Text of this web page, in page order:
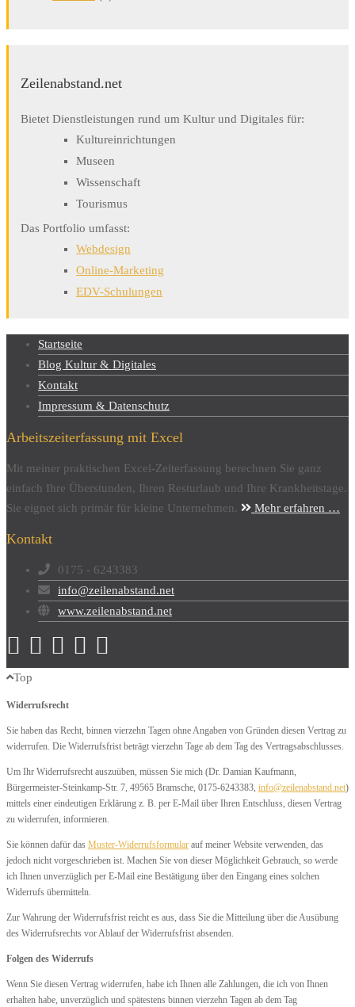
Zeilenabstand.net
Bietet Dienstleistungen rund um Kultur und Digitales für:
Kultureinrichtungen
Museen
Wissenschaft
Tourismus
Das Portfolio umfasst:
Webdesign
Online-Marketing
EDV-Schulungen
Startseite
Blog Kultur & Digitales
Kontakt
Impressum & Datenschutz
Arbeitszeiterfassung mit Excel
Mit meiner praktischen Excel-Zeiterfassung berechnen Sie ganz
einfach Ihre Überstunden, Ihren Resturlaub und Ihre Krankheitstage.
Sie eignet sich primär für kleine Unternehmen.
Mehr erfahren …
Kontakt
0175 - 6243383
info@zeilenabstand.net
www.zeilenabstand.net
Top
Widerrufsrecht
Sie haben das Recht, binnen vierzehn Tagen ohne Angaben von Gründen diesen Vertrag zu
widerrufen. Die Widerrufsfrist beträgt vierzehn Tage ab dem Tag des Vertragsabschlusses.
Um Ihr Widerrufsrecht auszuüben, müssen Sie mich (Dr. Damian Kaufmann,
Bürgermeister-Steinkamp-Str. 7, 49565 Bramsche, 0175-6243383, info@zeilenabstand.net)
mittels einer eindeutigen Erklärung z. B. per E-Mail über Ihren Entschluss, diesen Vertrag
zu widerrufen, informieren.
Sie können dafür das Muster-Widerrufsformular auf meiner Website verwenden, das
jedoch nicht vorgeschrieben ist. Machen Sie von dieser Möglichkeit Gebrauch, so werde
ich Ihnen unverzüglich per E-Mail eine Bestätigung über den Eingang eines solchen
Widerrufs übermitteln.
Zur Wahrung der Widerrufsfrist reicht es aus, dass Sie die Mitteilung über die Ausübung
des Widerrufsrechts vor Ablauf der Widerrufsfrist absenden.
Folgen des Widerrufs
Wenn Sie diesen Vertrag widerrufen, habe ich Ihnen alle Zahlungen, die ich von Ihnen
erhalten habe, unverzüglich und spätestens binnen vierzehn Tagen ab dem Tag